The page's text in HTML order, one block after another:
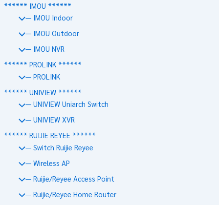
****** IMOU ******
— IMOU Indoor
— IMOU Outdoor
— IMOU NVR
****** PROLINK ******
— PROLINK
****** UNIVIEW ******
— UNIVIEW Uniarch Switch
— UNIVIEW XVR
****** RUIJIE REYEE ******
— Switch Ruijie Reyee
— Wireless AP
— Ruijie/Reyee Access Point
— Ruijie/Reyee Home Router